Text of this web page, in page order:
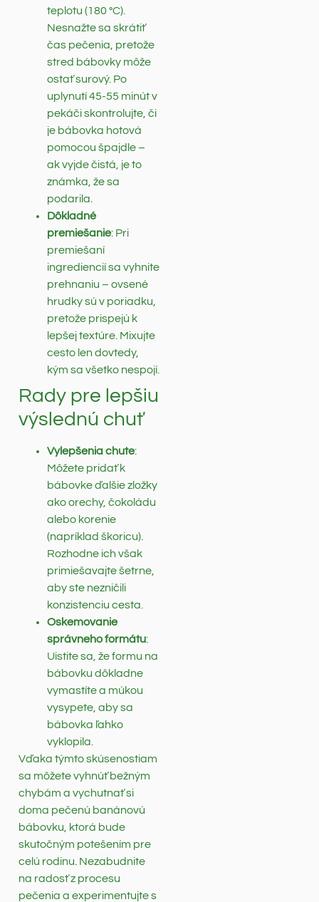
teplotu (180 °C).
Nesnažte sa skrátiť
čas pečenia, pretože
stred bábovky môže
ostať surový. Po
uplynutí 45-55 minút v
pekáči skontrolujte, či
je bábovka hotová
pomocou špajdle –
ak vyjde čistá, je to
známka, že sa
podarila.
Dôkladné
premiešanie: Pri
premiešaní
ingrediencií sa vyhnite
prehnaniu – ovsené
hrudky sú v poriadku,
pretože prispejú k
lepšej textúre. Mixujte
cesto len dovtedy,
kým sa všetko nespojí.
Rady pre lepšiu
výslednú chuť
Vylepšenia chute:
Môžete pridať k
bábovke ďalšie zložky
ako orechy, čokoládu
alebo korenie
(napríklad škoricu).
Rozhodne ich však
primiešavajte šetrne,
aby ste nezničili
konzistenciu cesta.
Oskemovanie
správneho formátu:
Uistite sa, že formu na
bábovku dôkladne
vymastíte a múkou
vysypete, aby sa
bábovka ľahko
vyklopila.
Vďaka týmto skúsenostiam
sa môžete vyhnúť bežným
chybám a vychutnať si
doma pečenú banánovú
bábovku, ktorá bude
skutočným potešením pre
celú rodinu. Nezabudnite
na radosť z procesu
pečenia a experimentujte s